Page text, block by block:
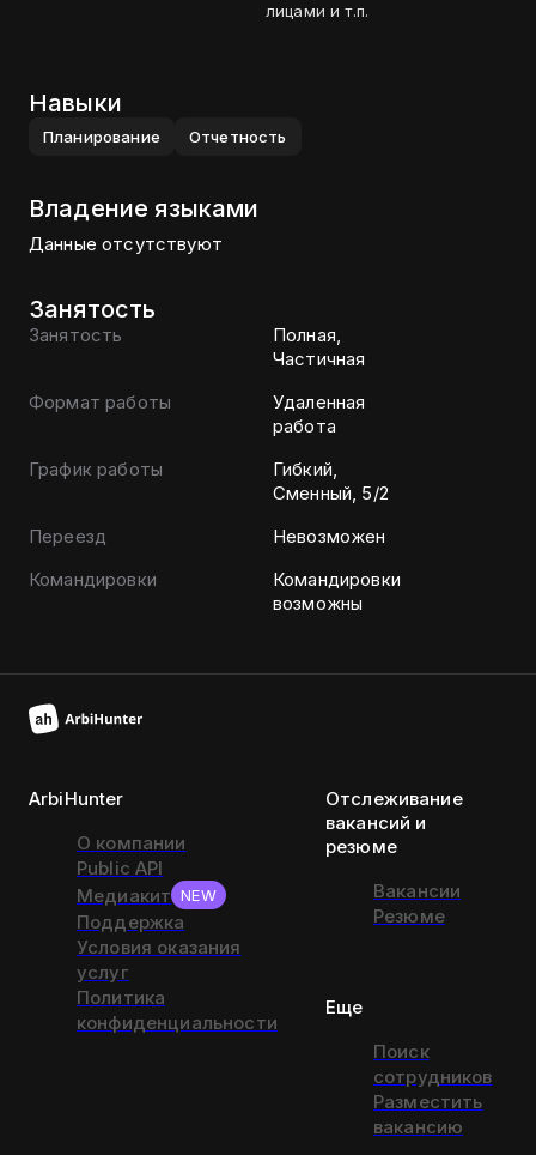
лицами и т.п.
Навыки
Планирование Отчетность
Владение языками
Данные отсутствуют
Занятость
Занятость
Полная,
Частичная
Формат работы
Удаленная
работа
График работы
Гибкий,
Сменный, 5/2
Переезд
Невозможен
Командировки
Командировки
возможны
ArbiHunter
О компании
Public API
Медиакит NEW
Поддержка
Условия оказания
услуг
Политика
конфиденциальности
Отслеживание
вакансий и
резюме
Вакансии
Резюме
Еще
Поиск
сотрудников
Разместить
вакансию